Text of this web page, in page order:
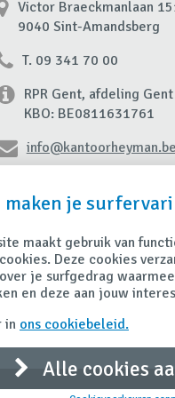
Victor Braeckmanlaan
9040 Sint-Amandsberg
T. 09 341 70 00
RPR Gent, afdeling Gent
KBO: BE0811631761
info@kantoorheyman.be
tips
maken je
maakt gebruik van
Deze cookies
je surfgedrag
en deze aan jouw
in ons cookiebeleid.
Alle cookies